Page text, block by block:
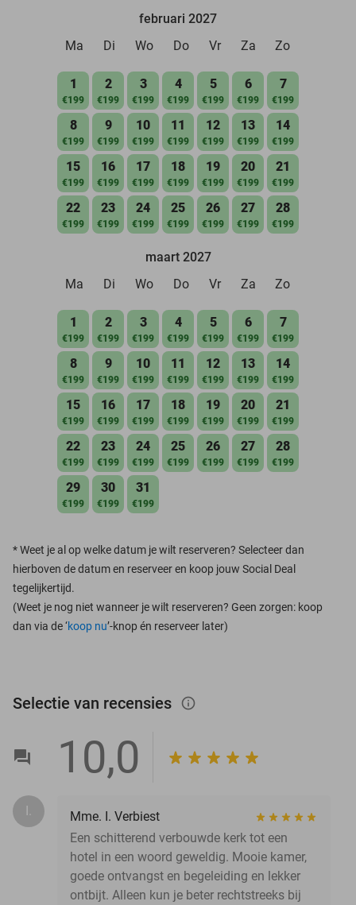
februari 2027
Ma
Di Wo Do Vr Za Zo
1
€199
2
€199
3
€199
4
€199
5
€199
6
€199
7
€199
8
€199
9
€199
10
€199
11
€199
12
€199
13
€199
14
€199
15
€199
16
€199
17
€199
18
€199
19
€199
20
€199
21
€199
22
€199
23
€199
24
€199
25
€199
26
€199
27
€199
28
€199
maart 2027
Ma
Di Wo Do Vr Za Zo
1
€199
2
€199
3
€199
4
€199
5
€199
6
€199
7
€199
8
€199
9
€199
10
€199
11
€199
12
€199
13
€199
14
€199
15
€199
16
€199
17
€199
18
€199
19
€199
20
€199
21
€199
22
€199
23
€199
24
€199
25
€199
26
€199
27
€199
28
€199
29
€199
30
€199
31
€199
*Weet je al op welke datum je wilt reserveren? Selecteer dan
hierboven de datum en reserveer en koop jouw Social Deal
tegelijkertijd.
(Weet je nog niet wanneer je wilt reserveren? Geen zorgen: koop
dan via de ‘koop nu’-knop én reserveer later)
Selectie van recensies info_outlined
10,0
I.
Mme. I. Verbiest
Een schitterend verbouwde kerk tot een
hotel in een woord geweldig. Mooie kamer,
goede ontvangst en begeleiding en lekker
ontbijt. Alleen kun je beter rechtstreeks bij